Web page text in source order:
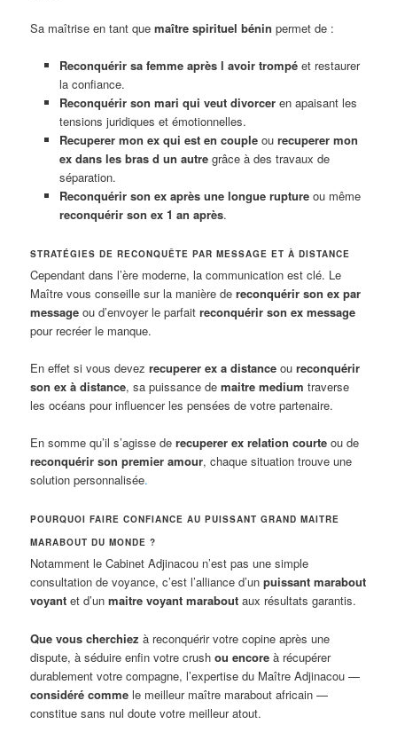
Sa maîtrise en tant quemaître spirituel bénin permet de :
Reconquérir sa femme après l avoir trompéet restaurer
la confiance.
Reconquérir son mari qui veut divorceren apaisant les
tensions juridiques et émotionnelles.
Recuperer mon ex qui est en coupleou recuperer mon
ex dans les bras d un autregrâce à des travaux de
séparation.
Reconquérir son ex après une longue ruptureou même
reconquérir son ex 1 an après.
STRATÉGIES DE RECONQUÊTE PAR MESSAGE ET À DISTANCE
Cependant dans l’ère moderne, la communication est clé. Le
Maître vous conseille sur la manière dereconquérir son ex par
message ou d’envoyer le parfaitreconquérir son ex message
pour recréer le manque.
En effet si vous devezrecuperer ex a distance oureconquérir
son ex à distance, sa puissance demaitre medium traverse
les océans pour influencer les pensées de votre partenaire.
En somme qu’il s’agisse derecuperer ex relation courte ou de
reconquérir son premier amour, chaque situation trouve une
solution personnalisée.
POURQUOI FAIRE CONFIANCE AU PUISSANT GRAND MAITRE
MARABOUT DU MONDE ?
Notamment le Cabinet Adjinacou n’est pas une simple
consultation de voyance, c’est l’alliance d’unpuissant marabout
voyant et d’unmaitre voyant marabout aux résultats garantis.
Que vous cherchiez à reconquérir votre copine après une
dispute, à séduire enfin votre crushou encore à récupérer
durablement votre compagne, l’expertise du Maître Adjinacou —
considéré comme le meilleur maître marabout africain —
constitue sans nul doute votre meilleur atout.